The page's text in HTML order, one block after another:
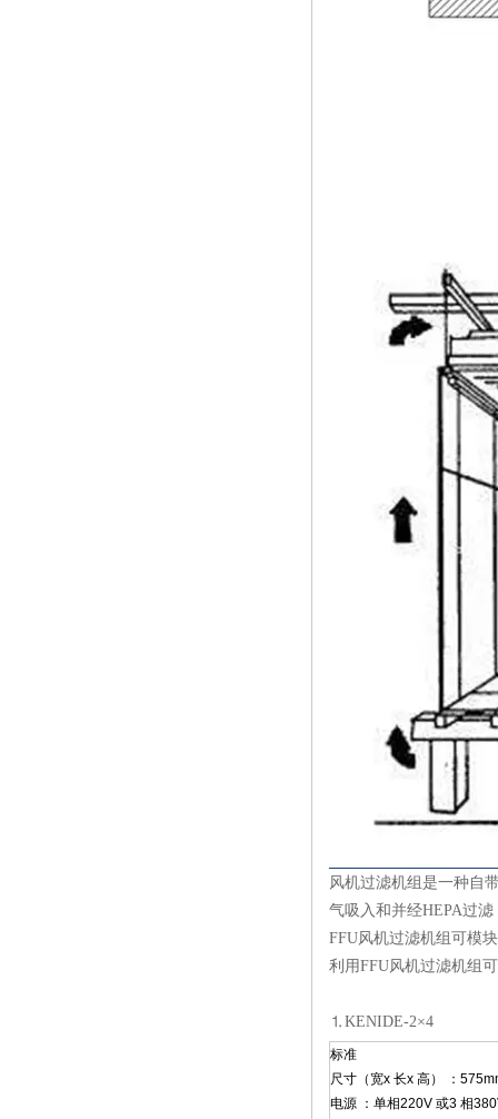
风机过滤机组是一种自
气吸入和并经HEPA过
FFU风机过滤机组可模
利用FFU风机过滤机组
⒈KENIDE-2×4
标准
尺寸（宽x 长x 高） ：
电源 ：单相220V 或3 相